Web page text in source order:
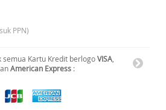
PPN)
Kartu Kredit berlogoVISA
American Express :